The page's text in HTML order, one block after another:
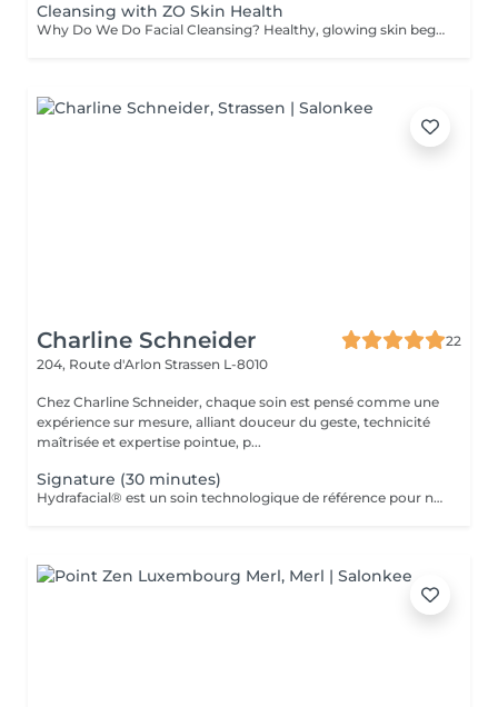
Cleansing with ZO Skin Health
Why Do We Do Facial Cleansing? Healthy, glowing skin begins with proper cleansing. A professional facial cleansing goes beyond everyday washing, targeting impurities and buildup that regular skincare can't reach. Benefits of Facial Cleansing: - Removes dirt, excess oil, and dead skin cells - Unclogs pores and prevents breakouts - Stimulates blood circulation and skin renewal - Prepares the skin to absorb nourishing products more effectively - Leaves the complexion fresh, smooth, and radiant We perform every facial cleansing using premium ZO Skin Health formulas by Dr. Zein Obagi, providing medical-quality skincare with visible improvements. Recommended age: Facial cleansing is suitable for both women and men starting from the age of 12-15, when the skin often begins to experience excess oil and clogged pores. It is also highly beneficial for adults seeking to maintain healthy, radiant, and youthful-looking skin. Contraindications: Facial cleansing is not recommended in cases of: - Active skin infections or inflammation - Severe acne in the acute stage - Open wounds, cuts, or burns on the face - Skin allergies or individual intolerance to treatment ingredients - Certain dermatological or systemic conditions (consultation required) Before your session, our specialist will carefully assess your skin and offer the most effective treatment for you.
Charline Schneider
22
204, Route d'Arlon Strassen L-8010
Chez Charline Schneider, chaque soin est pensé comme une
expérience sur mesure, alliant douceur du geste, technicité
maîtrisée et expertise pointue, p...
Signature (30 minutes)
Hydrafacial® est un soin technologique de référence pour nettoyer, purifier et hydrater la peau en profondeur. Son protocole exclusif repose sur 3 étapes essentielles : Nettoyer & exfolier Extraire & purifier Infuser & hydrater Résultat immédiat : une peau plus nette, plus lisse, plus lumineuse et durablement revitalisée. Ce soin n'est pas adapté aux femmes enceintes ou allaitantes, ainsi qu'aux personnes allergiques aux algues ou à l'aspirine.